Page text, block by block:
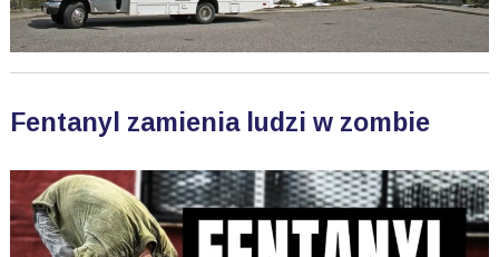
Fentanyl zamienia ludzi w zombie